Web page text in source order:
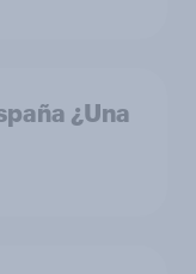
¿Una